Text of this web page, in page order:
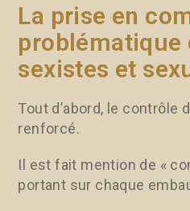
La prise en
problématique
sexistes et
Tout d’abord, le contrôle
renforcé.
Il est fait mention de «
portant sur chaque